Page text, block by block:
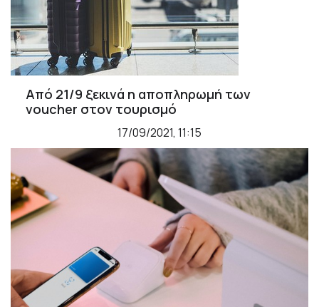
Από 21/9 ξεκινά η αποπληρωμή των
voucher στον τουρισμό
17/09/2021, 11:15